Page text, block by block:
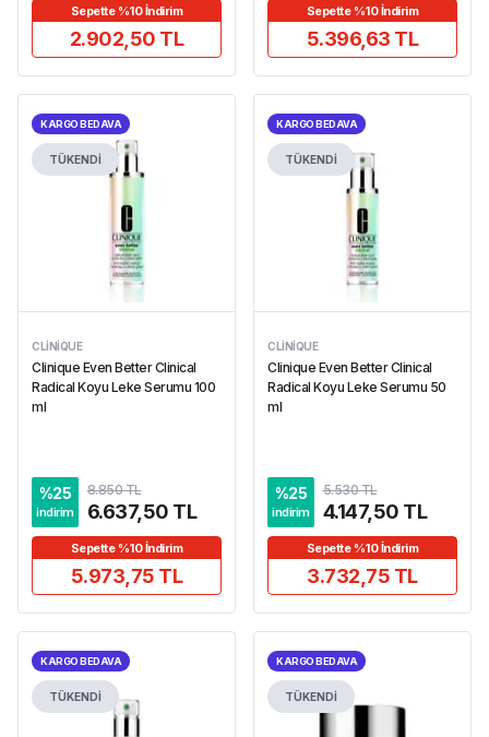
Sepette %10 İndirim
2.902,50 TL
Sepette %10 İndirim
5.396,63 TL
KARGO BEDAVA
TÜKENDİ
CLINIQUE
Clinique Even Better Clinical
Radical Koyu Leke Serumu 100
ml
%25
indirim
8.850 TL
6.637,50 TL
Sepette %10 İndirim
5.973,75 TL
KARGO BEDAVA
TÜKENDİ
CLINIQUE
Clinique Even Better Clinical
Radical Koyu Leke Serumu 50
ml
%25
indirim
5.530 TL
4.147,50 TL
Sepette %10 İndirim
3.732,75 TL
KARGO BEDAVA
TÜKENDİ
KARGO BEDAVA
TÜKENDİ